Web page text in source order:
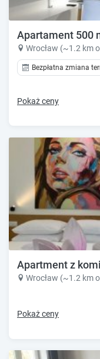
Apartament 500
Wrocław (~1.2 km
Bezpłatna zmiana
Pokaż ceny
Apartment z
Wrocław (~1.2 km
Pokaż ceny